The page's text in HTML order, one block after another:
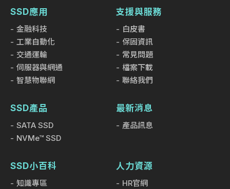
SSD應用
金融科技
工業自動化
交通運輸
伺服器與網通
智慧物聯網
支援與服務
白皮書
保固資訊
常見問題
檔案下載
聯絡我們
SSD產品
SATA SSD
NVMe™ SSD
最新消息
產品訊息
SSD小百科
知識專區
人力資源
HR官網